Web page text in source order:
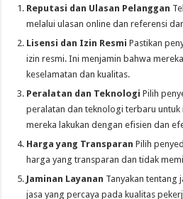
Reputasi dan Ulasan Pelanggan
melalui ulasan online dan referensi
Lisensi dan Izin Resmi Pastikan
izin resmi. Ini menjamin bahwa
keselamatan dan kualitas.
Peralatan dan Teknologi Pilih
peralatan dan teknologi terbaru untuk
mereka lakukan dengan efisien dan
Harga yang Transparan Pilih
harga yang transparan dan tidak
Jaminan Layanan Tanyakan tentang
jasa yang percaya pada kualitas